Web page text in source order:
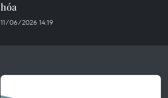
hóa
11/06/2026 14:19